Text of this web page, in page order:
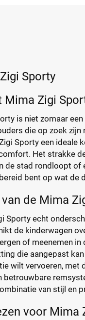
Sporty
Mima Zigi
is niet zomaar
die op zoek
Sporty een ideale
Het strakke
de stad rondloopt
bent op wat de
de Mima
Sporty echt
de kinderwagen
of meenemen
die aangepast
wilt vervoeren, met
betrouwbare
van stijl en
voor Mima